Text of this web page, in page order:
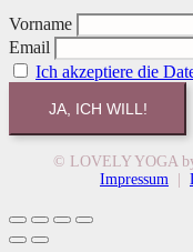
Vorname
Email
Ich akzeptiere die
© LOVELY YOGA
Impressum